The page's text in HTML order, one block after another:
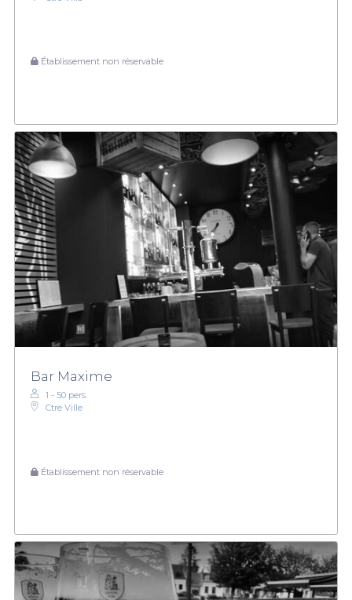
Établissement non réservable
Bar Maxime
1 - 50 pers.
Ctre Ville
Établissement non réservable